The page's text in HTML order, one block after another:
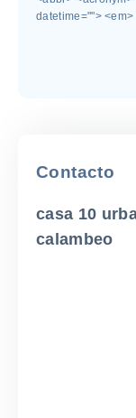
datetime="">
Contacto
casa 10
calambeo